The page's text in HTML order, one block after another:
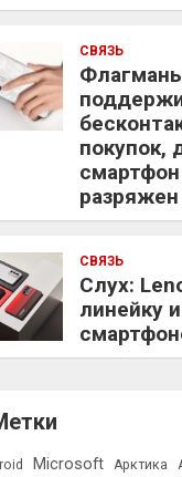
СВЯЗЬ
покупок,
разряжен
СВЯЗЬ
Слух:
линейку
Microsoft Арктика